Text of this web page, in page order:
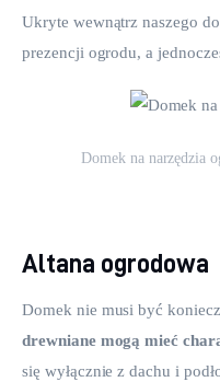
Ukryte wewnątrz naszego
prezencji ogrodu, a
Domek na narzędzia
Altana ogrodowa
Domek nie musi być
drewniane mogą mieć
się wyłącznie z dachu i